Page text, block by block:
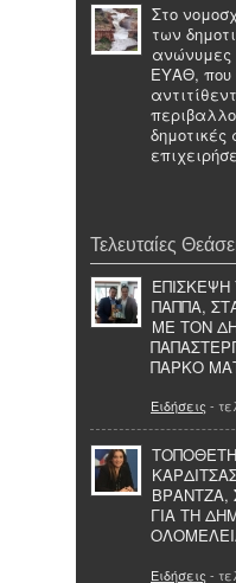
Στο
των
ανώνυμες
ΕΥΑΘ, που
δημοτικές
Τελευταίες
ΠΑΠΠΑ,
ΜΕ ΤΟΝ
ΠΑΡΚΟ
Ειδήσεις -
ΒΡΑΝΤΖΑ,
ΓΙΑ ΤΗ
Ειδήσεις -